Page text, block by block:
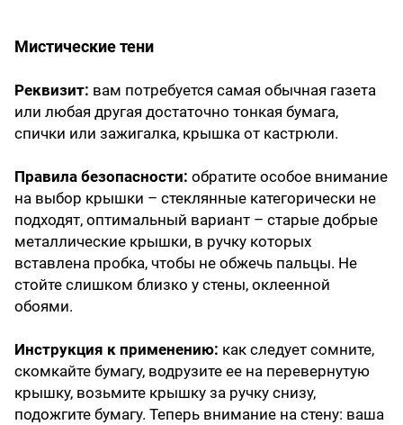
Мистические тени
Реквизит: вам потребуется самая обычная газета
или любая другая достаточно тонкая бумага,
спички или зажигалка, крышка от кастрюли.
Правила безопасности: обратите особое внимание
на выбор крышки – стеклянные категорически не
подходят, оптимальный вариант – старые добрые
металлические крышки, в ручку которых
вставлена пробка, чтобы не обжечь пальцы. Не
стойте слишком близко у стены, оклеенной
обоями.
Инструкция к применению: как следует сомните,
скомкайте бумагу, водрузите ее на перевернутую
крышку, возьмите крышку за ручку снизу,
подожгите бумагу. Теперь внимание на стену: ваша